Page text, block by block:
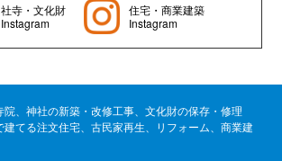
社寺・文化財
Instagram
住宅・商業建築
Instagram
、神社の新築・改修工事、文化財の保存・修理
てる注文住宅、古民家再生、リフォーム、商業建